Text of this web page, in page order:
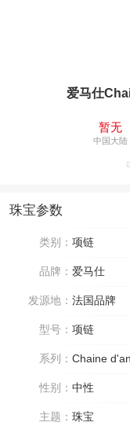
爱马仕
暂无
中国大陆
珠宝参数
类别： 项链
品牌： 爱马仕
发源地： 法国品牌
型号： 项链
系列： Chaine
性别： 中性
主题： 珠宝